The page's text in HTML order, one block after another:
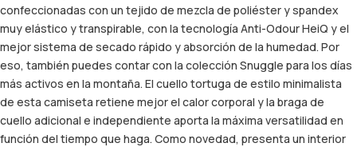
confeccionadas con un tejido de mezcla de poliéster y spandex
muy elástico y transpirable, con la tecnología Anti-Odour HeiQ y el
mejor sistema de secado rápido y absorción de la humedad. Por
eso, también puedes contar con la colección Snuggle para los días
más activos en la montaña. El cuello tortuga de estilo minimalista
de esta camiseta retiene mejor el calor corporal y la braga de
cuello adicional e independiente aporta la máxima versatilidad en
función del tiempo que haga. Como novedad, presenta un interior